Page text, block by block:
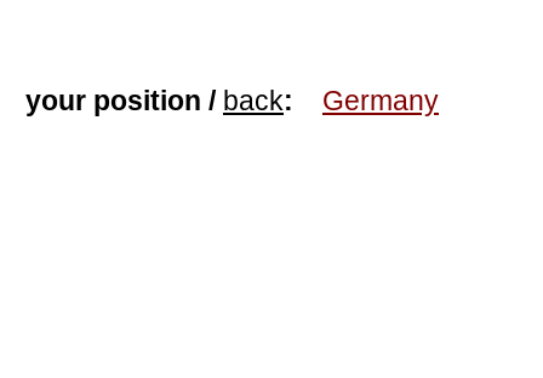
your position / back: Germany